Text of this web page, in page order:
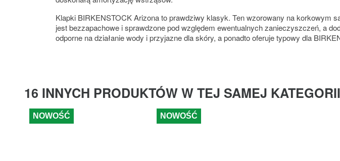
Klapki BIRKENSTOCK Arizona to prawdziwy klasyk. Ten wzorowany na korkowym
jest bezzapachowe i sprawdzone pod względem ewentualnych zanieczyszczeń, a
odporne na działanie wody i przyjazne dla skóry, a ponadto oferuje typowy dla
16 INNYCH PRODUKTÓW W TEJ SAMEJ
NOWOŚĆ NOWOŚĆ